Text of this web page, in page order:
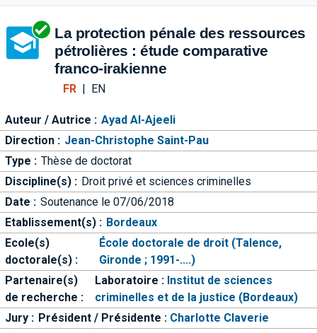
Aller directement à la barre
La protection pénale des ressources
pétrolières : étude comparative
franco-irakienne
FR EN
Auteur / Autrice : Ayad Al-Ajeeli
Direction : Jean-Christophe Saint-Pau
Type : Thèse de doctorat
Discipline(s) : Droit privé et sciences criminelles
Date : Soutenance le 07/06/2018
Etablissement(s) : Bordeaux
Ecole(s)
doctorale(s) :
École doctorale de droit (Talence,
Gironde ; 1991-....)
Partenaire(s)
de recherche :
Laboratoire : Institut de sciences
criminelles et de la justice (Bordeaux)
Jury : Président / Présidente : Charlotte Claverie